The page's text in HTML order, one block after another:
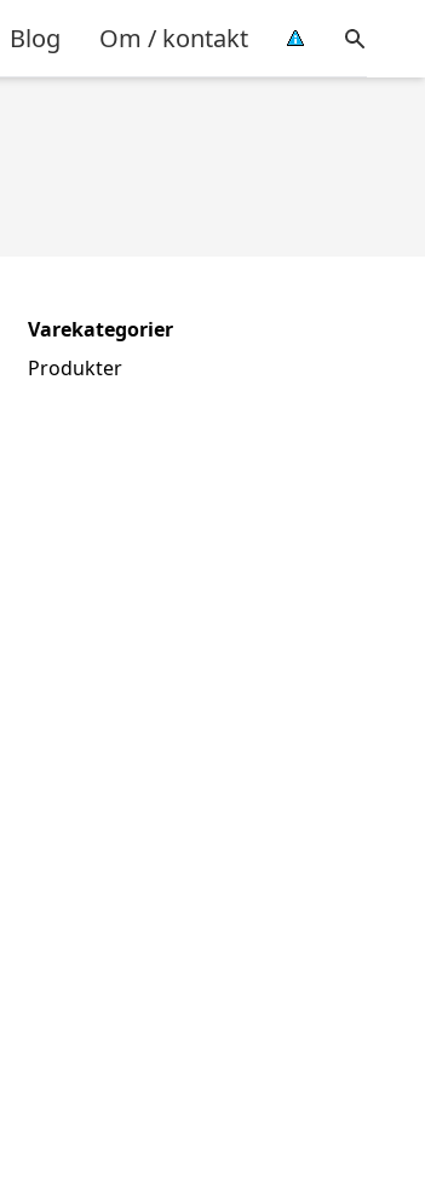
Blog Om / kontakt
Varekategorier
Produkter